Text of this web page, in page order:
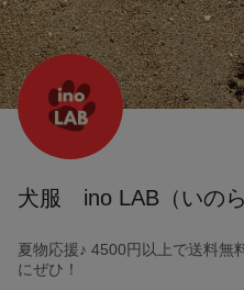
犬服 ino LAB（いのら
夏物応援♪ 4500円以上で送料無
にぜひ！